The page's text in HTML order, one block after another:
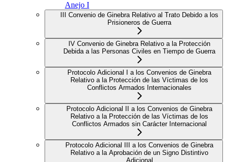
Anejo I
III Convenio de Ginebra Relativo al Trato Debido a los
Prisioneros de Guerra
IV Convenio de Ginebra Relativo a la Protección
Debida a las Personas Civiles en Tiempo de Guerra
Protocolo Adicional I a los Convenios de Ginebra
Relativo a la Protección de las Víctimas de los
Conflictos Armados Internacionales
Protocolo Adicional II a los Convenios de Ginebra
Relativo a la Protección de las Víctimas de los
Conflictos Armados sin Carácter Internacional
Protocolo Adicional III a los Convenios de Ginebra
Relativo a la Aprobación de un Signo Distintivo
Adicional